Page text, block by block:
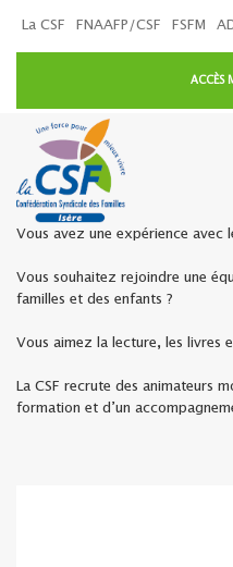
La CSF FNAAFP/CSF FSFM
ACCÈS
Vous avez une expérience avec
Vous souhaitez rejoindre une
familles et des enfants ?
Vous aimez la lecture, les livres
La CSF recrute des animateurs
formation et d’un